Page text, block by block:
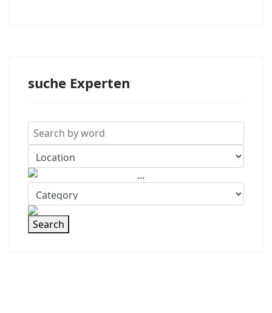
suche Experten
Search